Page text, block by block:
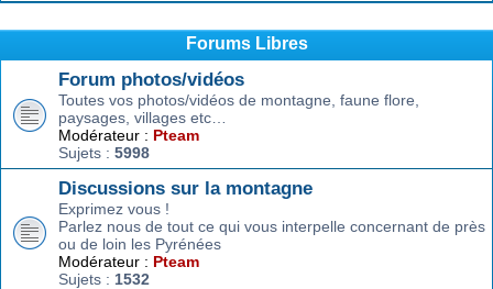
Forums Libres
Forum photos/vidéos
Toutes vos photos/vidéos de montagne, faune flore,
paysages, villages etc…
Modérateur : Pteam
Sujets : 5998
Discussions sur la montagne
Exprimez vous !
Parlez nous de tout ce qui vous interpelle concernant de près
ou de loin les Pyrénées
Modérateur : Pteam
Sujets : 1532